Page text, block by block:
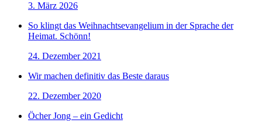
3. März 2026
So klingt das Weihnachtsevangelium in der Sprache der
Heimat. Schönn!
24. Dezember 2021
Wir machen definitiv das Beste daraus
22. Dezember 2020
Öcher Jong – ein Gedicht